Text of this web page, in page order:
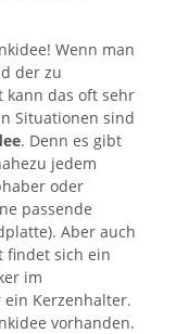
Wenn man
der zu
kann das oft sehr
Situationen sind
. Denn es gibt
jedem
oder
passende
Aber auch
findet sich ein
im
ein Kerzenhalter.
vorhanden.